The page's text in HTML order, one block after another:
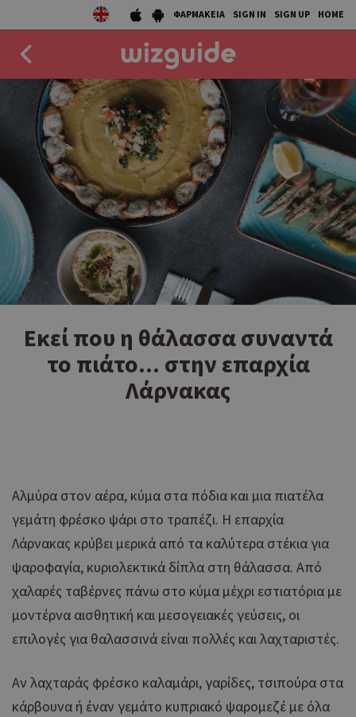
ΦΑΡΜΑΚΕΙΑ SIGN IN SIGN UP HOME
DRINK
50 BEST
AGENDA
COLLECTIONS
STORIES
Εκεί που η θάλασσα συναντά
το πιάτο... στην επαρχία
Λάρνακας
Αλμύρα στον αέρα, κύμα στα πόδια και μια πιατέλα
γεμάτη φρέσκο ψάρι στο τραπέζι. Η επαρχία
Λάρνακας κρύβει μερικά από τα καλύτερα στέκια για
ψαροφαγία, κυριολεκτικά δίπλα στη θάλασσα. Από
χαλαρές ταβέρνες πάνω στο κύμα μέχρι εστιατόρια με
μοντέρνα αισθητική και μεσογειακές γεύσεις, οι
επιλογές για θαλασσινά είναι πολλές και λαχταριστές.
Αν λαχταράς φρέσκο καλαμάρι, γαρίδες, τσιπούρα στα
κάρβουνα ή έναν γεμάτο κυπριακό ψαρομεζέ με όλα